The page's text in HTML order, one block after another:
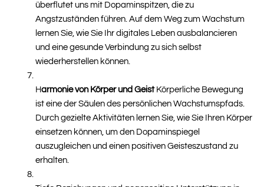
überflutet uns mit Dopaminspitzen, die zu
Angstzuständen führen. Auf dem Weg zum Wachstum
lernen Sie, wie Sie Ihr digitales Leben ausbalancieren
und eine gesunde Verbindung zu sich selbst
wiederherstellen können.
Harmonie von Körper und GeistKörperliche Bewegung
ist eine der Säulen des persönlichen Wachstumspfads.
Durch gezielte Aktivitäten lernen Sie, wie Sie Ihren Körper
einsetzen können, um den Dopaminspiegel
auszugleichen und einen positiven Geisteszustand zu
erhalten.